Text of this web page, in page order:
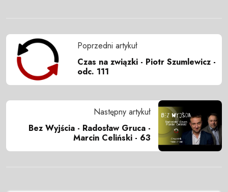
Poprzedni artykuł
Czas na związki - Piotr Szumlewicz -
odc. 111
Następny artykuł
Bez Wyjścia - Radosław Gruca -
Marcin Celiński - 63